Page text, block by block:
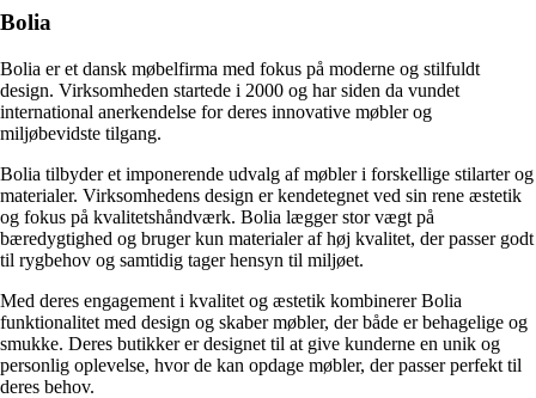
Bolia
Bolia er et dansk møbelfirma med fokus på moderne og stilfuldt
design. Virksomheden startede i 2000 og har siden da vundet
international anerkendelse for deres innovative møbler og
miljøbevidste tilgang.
Bolia tilbyder et imponerende udvalg af møbler i forskellige stilarter og
materialer. Virksomhedens design er kendetegnet ved sin rene æstetik
og fokus på kvalitetshåndværk. Bolia lægger stor vægt på
bæredygtighed og bruger kun materialer af høj kvalitet, der passer godt
til rygbehov og samtidig tager hensyn til miljøet.
Med deres engagement i kvalitet og æstetik kombinerer Bolia
funktionalitet med design og skaber møbler, der både er behagelige og
smukke. Deres butikker er designet til at give kunderne en unik og
personlig oplevelse, hvor de kan opdage møbler, der passer perfekt til
deres behov.